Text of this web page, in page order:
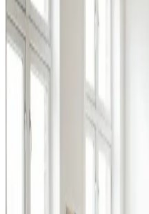
Industriventilation